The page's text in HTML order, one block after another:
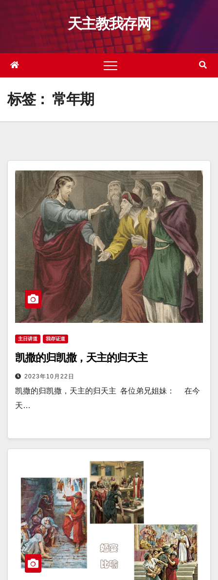
天主教我存网
标签： 常年期
主日讲道 我存证道
凯撒的归凯撒，天主的归天主
2023年10月22日
凯撒的归凯撒，天主的归天主 各位弟兄姐妹： 在今
天…